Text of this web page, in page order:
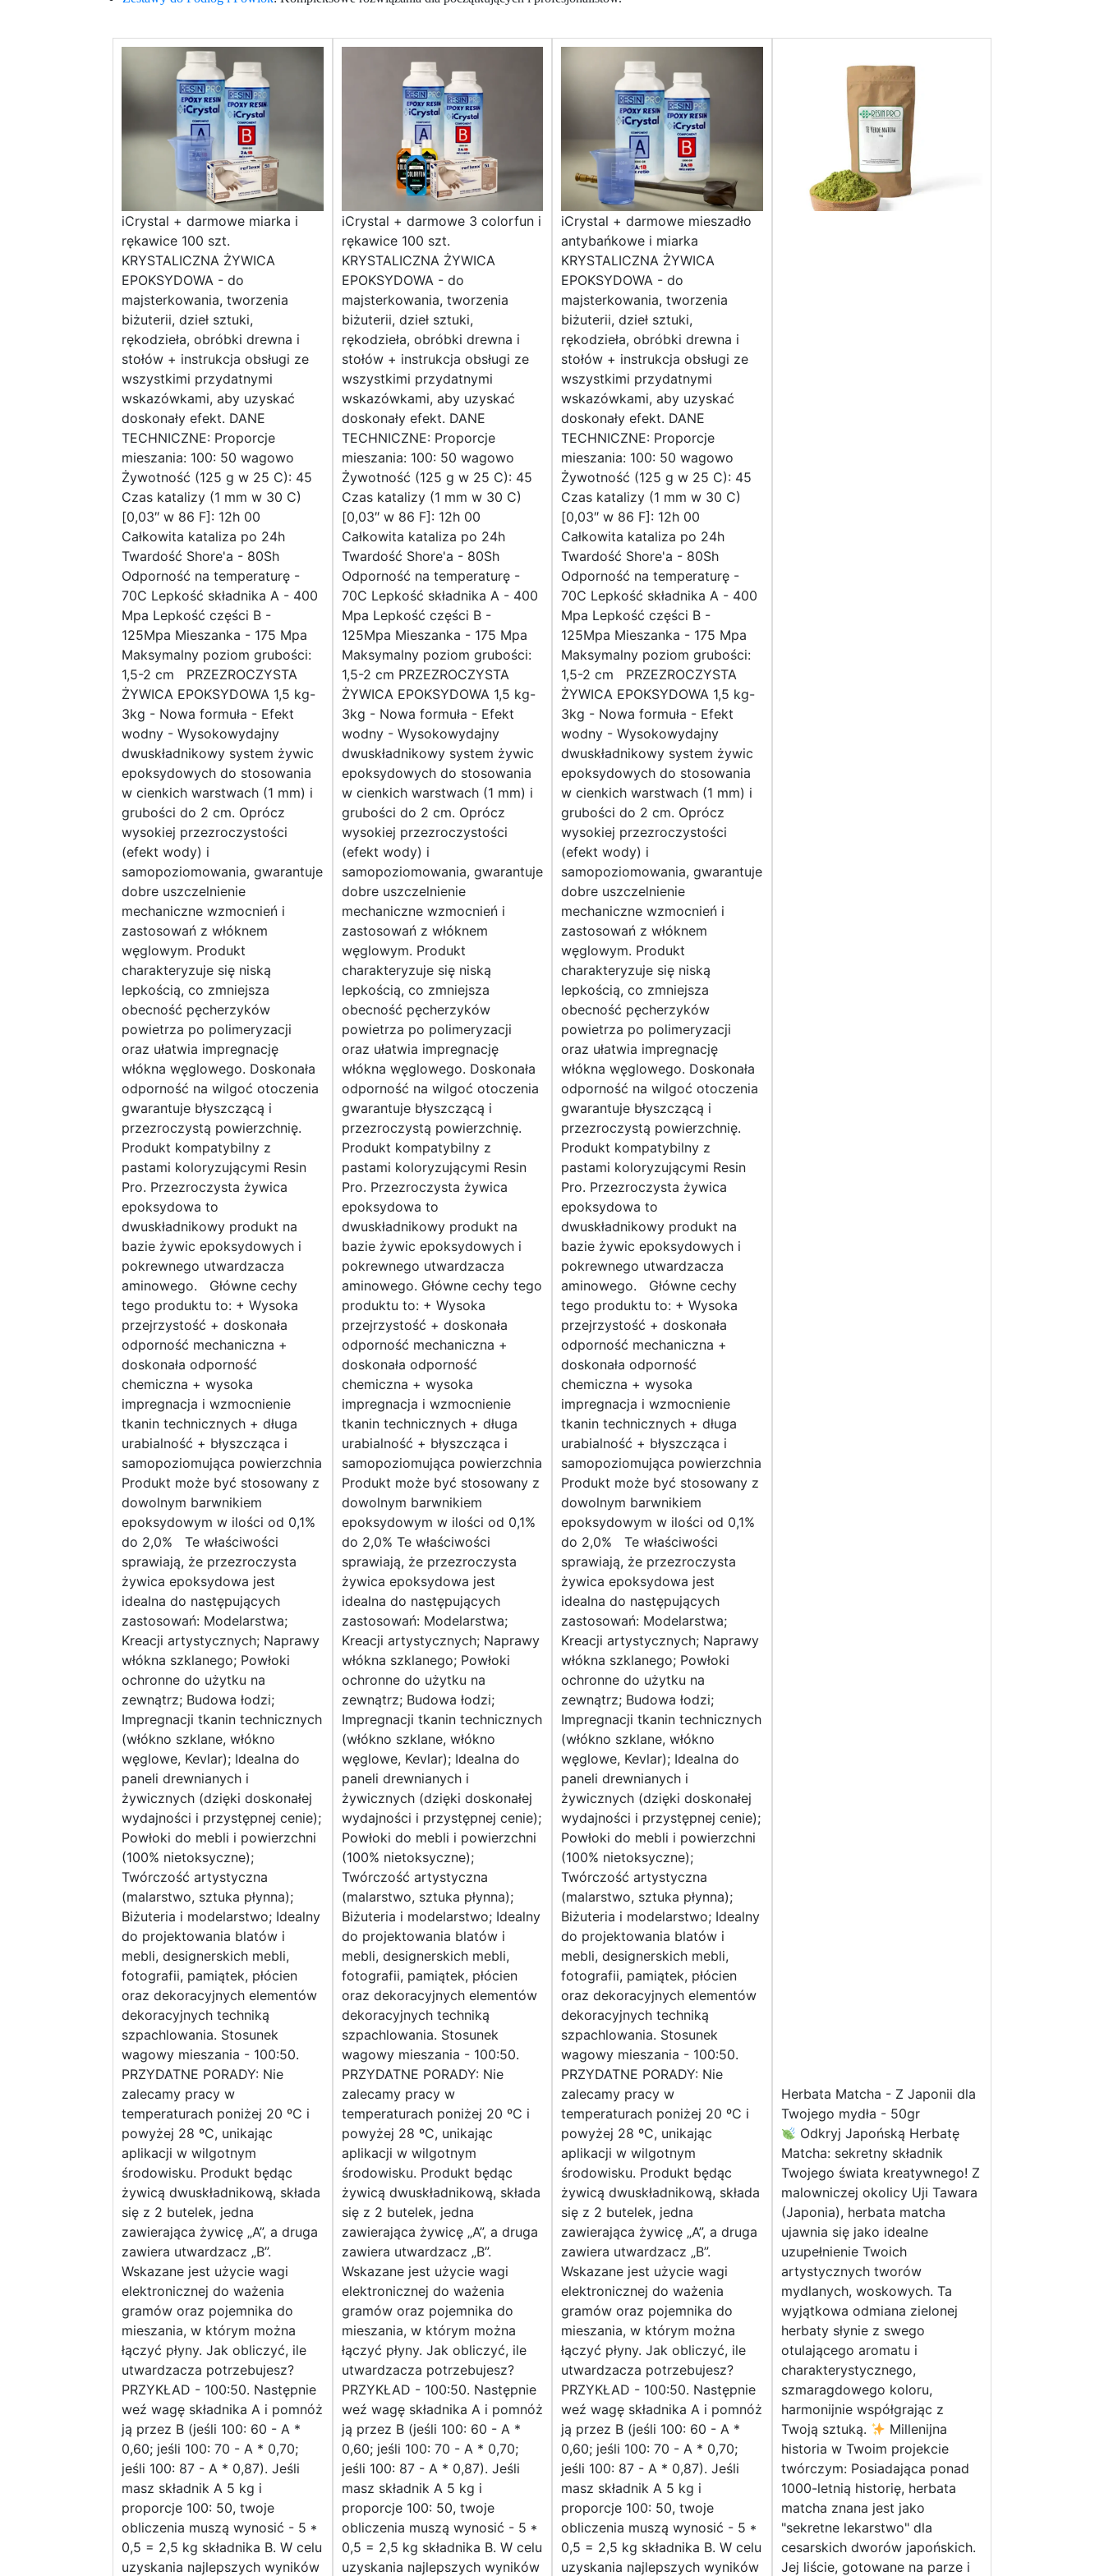
iCrystal + darmowe miarka i
rękawice 100 szt.
KRYSTALICZNA ŻYWICA
EPOKSYDOWA - do
majsterkowania, tworzenia
biżuterii, dzieł sztuki,
rękodzieła, obróbki drewna i
stołów + instrukcja obsługi ze
wszystkimi przydatnymi
wskazówkami, aby uzyskać
doskonały efekt. DANE
TECHNICZNE: Proporcje
mieszania: 100: 50 wagowo
Żywotność (125 g w 25 C): 45
Czas katalizy (1 mm w 30 C)
[0,03″ w 86 F]: 12h 00
Całkowita kataliza po 24h
Twardość Shore'a - 80Sh
Odporność na temperaturę -
70C Lepkość składnika A - 400
Mpa Lepkość części B -
125Mpa Mieszanka - 175 Mpa
Maksymalny poziom grubości:
1,5-2 cm PRZEZROCZYSTA
ŻYWICA EPOKSYDOWA 1,5 kg-
3kg - Nowa formuła - Efekt
wodny - Wysokowydajny
dwuskładnikowy system żywic
epoksydowych do stosowania
w cienkich warstwach (1 mm) i
grubości do 2 cm. Oprócz
wysokiej przezroczystości
(efekt wody) i
samopoziomowania, gwarantuje
dobre uszczelnienie
mechaniczne wzmocnień i
zastosowań z włóknem
węglowym. Produkt
charakteryzuje się niską
lepkością, co zmniejsza
obecność pęcherzyków
powietrza po polimeryzacji
oraz ułatwia impregnację
włókna węglowego. Doskonała
odporność na wilgoć otoczenia
gwarantuje błyszczącą i
przezroczystą powierzchnię.
Produkt kompatybilny z
pastami koloryzującymi Resin
Pro. Przezroczysta żywica
epoksydowa to
dwuskładnikowy produkt na
bazie żywic epoksydowych i
pokrewnego utwardzacza
aminowego. Główne cechy
tego produktu to: + Wysoka
przejrzystość + doskonała
odporność mechaniczna +
doskonała odporność
chemiczna + wysoka
impregnacja i wzmocnienie
tkanin technicznych + długa
urabialność + błyszcząca i
samopoziomująca powierzchnia
Produkt może być stosowany z
dowolnym barwnikiem
epoksydowym w ilości od 0,1%
do 2,0% Te właściwości
sprawiają, że przezroczysta
żywica epoksydowa jest
idealna do następujących
zastosowań: Modelarstwa;
Kreacji artystycznych; Naprawy
włókna szklanego; Powłoki
ochronne do użytku na
zewnątrz; Budowa łodzi;
Impregnacji tkanin technicznych
(włókno szklane, włókno
węglowe, Kevlar); Idealna do
paneli drewnianych i
żywicznych (dzięki doskonałej
wydajności i przystępnej cenie);
Powłoki do mebli i powierzchni
(100% nietoksyczne);
Twórczość artystyczna
(malarstwo, sztuka płynna);
Biżuteria i modelarstwo; Idealny
do projektowania blatów i
mebli, designerskich mebli,
fotografii, pamiątek, płócien
oraz dekoracyjnych elementów
dekoracyjnych techniką
szpachlowania. Stosunek
wagowy mieszania - 100:50.
PRZYDATNE PORADY: Nie
zalecamy pracy w
temperaturach poniżej 20 ºC i
powyżej 28 ºC, unikając
aplikacji w wilgotnym
środowisku. Produkt będąc
żywicą dwuskładnikową, składa
się z 2 butelek, jedna
zawierająca żywicę „A”, a druga
zawiera utwardzacz „B”.
Wskazane jest użycie wagi
elektronicznej do ważenia
gramów oraz pojemnika do
mieszania, w którym można
łączyć płyny. Jak obliczyć, ile
utwardzacza potrzebujesz?
PRZYKŁAD - 100:50. Następnie
weź wagę składnika A i pomnóż
ją przez B (jeśli 100: 60 - A *
0,60; jeśli 100: 70 - A * 0,70;
jeśli 100: 87 - A * 0,87). Jeśli
masz składnik A 5 kg i
proporcje 100: 50, twoje
obliczenia muszą wynosić - 5 *
0,5 = 2,5 kg składnika B. W celu
uzyskania najlepszych wyników
iCrystal + darmowe 3 colorfun i
rękawice 100 szt.
KRYSTALICZNA ŻYWICA
EPOKSYDOWA - do
majsterkowania, tworzenia
biżuterii, dzieł sztuki,
rękodzieła, obróbki drewna i
stołów + instrukcja obsługi ze
wszystkimi przydatnymi
wskazówkami, aby uzyskać
doskonały efekt. DANE
TECHNICZNE: Proporcje
mieszania: 100: 50 wagowo
Żywotność (125 g w 25 C): 45
Czas katalizy (1 mm w 30 C)
[0,03″ w 86 F]: 12h 00
Całkowita kataliza po 24h
Twardość Shore'a - 80Sh
Odporność na temperaturę -
70C Lepkość składnika A - 400
Mpa Lepkość części B -
125Mpa Mieszanka - 175 Mpa
Maksymalny poziom grubości:
1,5-2 cm PRZEZROCZYSTA
ŻYWICA EPOKSYDOWA 1,5 kg-
3kg - Nowa formuła - Efekt
wodny - Wysokowydajny
dwuskładnikowy system żywic
epoksydowych do stosowania
w cienkich warstwach (1 mm) i
grubości do 2 cm. Oprócz
wysokiej przezroczystości
(efekt wody) i
samopoziomowania, gwarantuje
dobre uszczelnienie
mechaniczne wzmocnień i
zastosowań z włóknem
węglowym. Produkt
charakteryzuje się niską
lepkością, co zmniejsza
obecność pęcherzyków
powietrza po polimeryzacji
oraz ułatwia impregnację
włókna węglowego. Doskonała
odporność na wilgoć otoczenia
gwarantuje błyszczącą i
przezroczystą powierzchnię.
Produkt kompatybilny z
pastami koloryzującymi Resin
Pro. Przezroczysta żywica
epoksydowa to
dwuskładnikowy produkt na
bazie żywic epoksydowych i
pokrewnego utwardzacza
aminowego. Główne cechy tego
produktu to: + Wysoka
przejrzystość + doskonała
odporność mechaniczna +
doskonała odporność
chemiczna + wysoka
impregnacja i wzmocnienie
tkanin technicznych + długa
urabialność + błyszcząca i
samopoziomująca powierzchnia
Produkt może być stosowany z
dowolnym barwnikiem
epoksydowym w ilości od 0,1%
do 2,0% Te właściwości
sprawiają, że przezroczysta
żywica epoksydowa jest
idealna do następujących
zastosowań: Modelarstwa;
Kreacji artystycznych; Naprawy
włókna szklanego; Powłoki
ochronne do użytku na
zewnątrz; Budowa łodzi;
Impregnacji tkanin technicznych
(włókno szklane, włókno
węglowe, Kevlar); Idealna do
paneli drewnianych i
żywicznych (dzięki doskonałej
wydajności i przystępnej cenie);
Powłoki do mebli i powierzchni
(100% nietoksyczne);
Twórczość artystyczna
(malarstwo, sztuka płynna);
Biżuteria i modelarstwo; Idealny
do projektowania blatów i
mebli, designerskich mebli,
fotografii, pamiątek, płócien
oraz dekoracyjnych elementów
dekoracyjnych techniką
szpachlowania. Stosunek
wagowy mieszania - 100:50.
PRZYDATNE PORADY: Nie
zalecamy pracy w
temperaturach poniżej 20 ºC i
powyżej 28 ºC, unikając
aplikacji w wilgotnym
środowisku. Produkt będąc
żywicą dwuskładnikową, składa
się z 2 butelek, jedna
zawierająca żywicę „A”, a druga
zawiera utwardzacz „B”.
Wskazane jest użycie wagi
elektronicznej do ważenia
gramów oraz pojemnika do
mieszania, w którym można
łączyć płyny. Jak obliczyć, ile
utwardzacza potrzebujesz?
PRZYKŁAD - 100:50. Następnie
weź wagę składnika A i pomnóż
ją przez B (jeśli 100: 60 - A *
0,60; jeśli 100: 70 - A * 0,70;
jeśli 100: 87 - A * 0,87). Jeśli
masz składnik A 5 kg i
proporcje 100: 50, twoje
obliczenia muszą wynosić - 5 *
0,5 = 2,5 kg składnika B. W celu
uzyskania najlepszych wyników
iCrystal + darmowe mieszadło
antybańkowe i miarka
KRYSTALICZNA ŻYWICA
EPOKSYDOWA - do
majsterkowania, tworzenia
biżuterii, dzieł sztuki,
rękodzieła, obróbki drewna i
stołów + instrukcja obsługi ze
wszystkimi przydatnymi
wskazówkami, aby uzyskać
doskonały efekt. DANE
TECHNICZNE: Proporcje
mieszania: 100: 50 wagowo
Żywotność (125 g w 25 C): 45
Czas katalizy (1 mm w 30 C)
[0,03″ w 86 F]: 12h 00
Całkowita kataliza po 24h
Twardość Shore'a - 80Sh
Odporność na temperaturę -
70C Lepkość składnika A - 400
Mpa Lepkość części B -
125Mpa Mieszanka - 175 Mpa
Maksymalny poziom grubości:
1,5-2 cm PRZEZROCZYSTA
ŻYWICA EPOKSYDOWA 1,5 kg-
3kg - Nowa formuła - Efekt
wodny - Wysokowydajny
dwuskładnikowy system żywic
epoksydowych do stosowania
w cienkich warstwach (1 mm) i
grubości do 2 cm. Oprócz
wysokiej przezroczystości
(efekt wody) i
samopoziomowania, gwarantuje
dobre uszczelnienie
mechaniczne wzmocnień i
zastosowań z włóknem
węglowym. Produkt
charakteryzuje się niską
lepkością, co zmniejsza
obecność pęcherzyków
powietrza po polimeryzacji
oraz ułatwia impregnację
włókna węglowego. Doskonała
odporność na wilgoć otoczenia
gwarantuje błyszczącą i
przezroczystą powierzchnię.
Produkt kompatybilny z
pastami koloryzującymi Resin
Pro. Przezroczysta żywica
epoksydowa to
dwuskładnikowy produkt na
bazie żywic epoksydowych i
pokrewnego utwardzacza
aminowego. Główne cechy
tego produktu to: + Wysoka
przejrzystość + doskonała
odporność mechaniczna +
doskonała odporność
chemiczna + wysoka
impregnacja i wzmocnienie
tkanin technicznych + długa
urabialność + błyszcząca i
samopoziomująca powierzchnia
Produkt może być stosowany z
dowolnym barwnikiem
epoksydowym w ilości od 0,1%
do 2,0% Te właściwości
sprawiają, że przezroczysta
żywica epoksydowa jest
idealna do następujących
zastosowań: Modelarstwa;
Kreacji artystycznych; Naprawy
włókna szklanego; Powłoki
ochronne do użytku na
zewnątrz; Budowa łodzi;
Impregnacji tkanin technicznych
(włókno szklane, włókno
węglowe, Kevlar); Idealna do
paneli drewnianych i
żywicznych (dzięki doskonałej
wydajności i przystępnej cenie);
Powłoki do mebli i powierzchni
(100% nietoksyczne);
Twórczość artystyczna
(malarstwo, sztuka płynna);
Biżuteria i modelarstwo; Idealny
do projektowania blatów i
mebli, designerskich mebli,
fotografii, pamiątek, płócien
oraz dekoracyjnych elementów
dekoracyjnych techniką
szpachlowania. Stosunek
wagowy mieszania - 100:50.
PRZYDATNE PORADY: Nie
zalecamy pracy w
temperaturach poniżej 20 ºC i
powyżej 28 ºC, unikając
aplikacji w wilgotnym
środowisku. Produkt będąc
żywicą dwuskładnikową, składa
się z 2 butelek, jedna
zawierająca żywicę „A”, a druga
zawiera utwardzacz „B”.
Wskazane jest użycie wagi
elektronicznej do ważenia
gramów oraz pojemnika do
mieszania, w którym można
łączyć płyny. Jak obliczyć, ile
utwardzacza potrzebujesz?
PRZYKŁAD - 100:50. Następnie
weź wagę składnika A i pomnóż
ją przez B (jeśli 100: 60 - A *
0,60; jeśli 100: 70 - A * 0,70;
jeśli 100: 87 - A * 0,87). Jeśli
masz składnik A 5 kg i
proporcje 100: 50, twoje
obliczenia muszą wynosić - 5 *
0,5 = 2,5 kg składnika B. W celu
uzyskania najlepszych wyników
Herbata Matcha - Z Japonii dla
Twojego mydła - 50gr
Odkryj Japońską Herbatę
Matcha: sekretny składnik
Twojego świata kreatywnego! Z
malowniczej okolicy Uji Tawara
(Japonia), herbata matcha
ujawnia się jako idealne
uzupełnienie Twoich
artystycznych tworów
mydlanych, woskowych. Ta
wyjątkowa odmiana zielonej
herbaty słynie z swego
otulającego aromatu i
charakterystycznego,
szmaragdowego koloru,
harmonijnie współgrając z
Twoją sztuką.
Millenijna
historia w Twoim projekcie
twórczym: Posiadająca ponad
1000-letnią historię, herbata
matcha znana jest jako
"sekretne lekarstwo" dla
cesarskich dworów japońskich.
Jej liście, gotowane na parze i